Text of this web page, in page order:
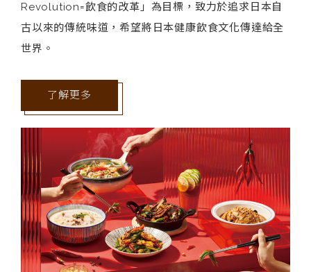
Revolution=飲食的改革」為目標，致力於追求日本自
古以來的傳統味道，希望將日本健康飲食文化傳達給全
世界。
了解更多